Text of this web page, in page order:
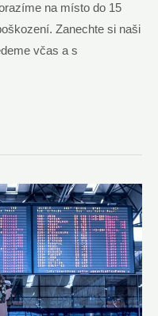
na místo do 15
Zanechte si naši
včas a s